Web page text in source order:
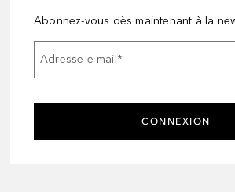
Abonnez-vous dès maintenant à la
Adresse e-mail*
CONNEXION